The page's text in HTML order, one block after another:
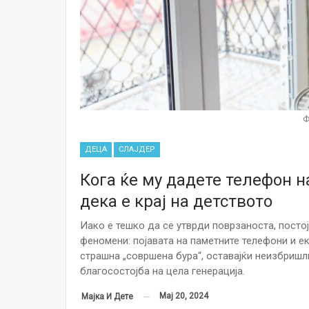
ДЕЦА СЛАЈДЕР
Кога ќе му дадете телефон
дека е крај на детството
Иако е тешко да се утврди поврзаноста,
феномени: појавата на паметните телефони и
страшна „совршена бура“, оставајќи
благосостојба на цела генерација.
Мајка И Дете Мај 20, 2024